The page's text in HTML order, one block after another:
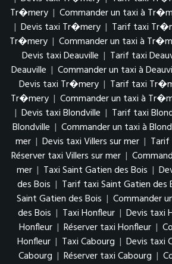
Tr�mery | Commander un taxi à
| Devis taxi Tr�mery | Tarif taxi
Tr�mery | Commander un taxi à
Devis taxi Deauville | Tarif taxi
Deauville | Commander un taxi à
Devis taxi Tr�mery | Tarif taxi
Tr�mery | Commander un taxi à
| Devis taxi Blondville | Tarif taxi
Blondville | Commander un taxi à
mer | Devis taxi Villers sur mer | Tarif
Réserver taxi Villers sur mer |
mer | Taxi Saint Gatien des Bois |
des Bois | Tarif taxi Saint Gatien des
Saint Gatien des Bois | Commander
des Bois | Taxi Honfleur | Devis taxi
Honfleur | Réserver taxi Honfleur |
Honfleur | Taxi Cabourg | Devis taxi
Cabourg | Réserver taxi Cabourg |